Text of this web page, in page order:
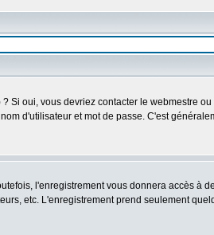
Si oui, vous devriez contacter le webmestre
d'utilisateur et mot de passe. C'est
l'enregistrement vous donnera accès à
etc. L'enregistrement prend seulement